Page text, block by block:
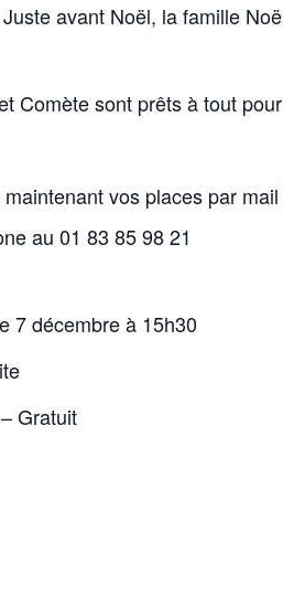
avant Noël, la famille
Comète sont prêts à tout
vos places par mail
au 01 83 85 98 21
7 décembre à 15h30
Gratuit